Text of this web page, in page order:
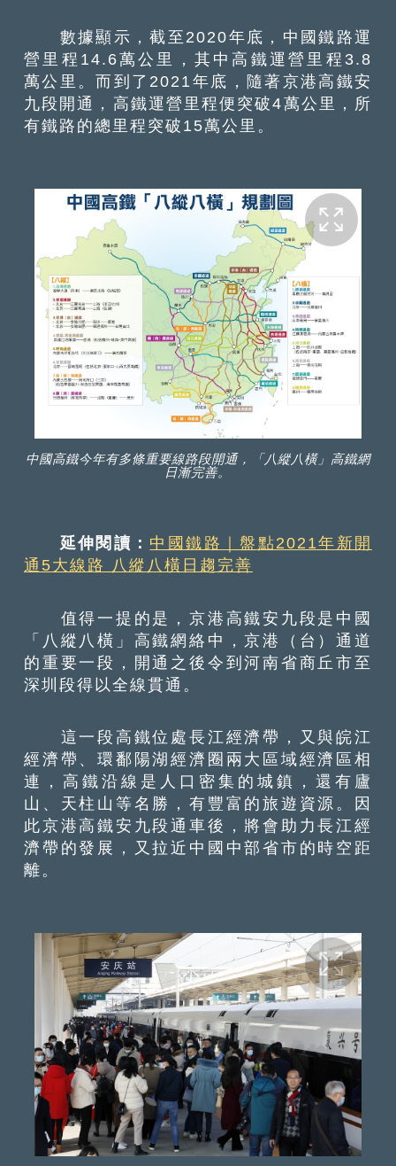
數據顯示，截至2020年底，中國鐵路運
營里程14.6萬公里，其中高鐵運營里程3.8
萬公里。而到了2021年底，隨著京港高鐵安
九段開通，高鐵運營里程便突破4萬公里，所
有鐵路的總里程突破15萬公里。
中國高鐵今年有多條重要線路段開通，「八縱八橫」高鐵網
日漸完善。
延伸閱讀： 中國鐵路｜盤點2021年新開
通5大線路 八縱八橫日趨完善
值得一提的是，京港高鐵安九段是中國
「八縱八橫」高鐵網絡中，京港（台）通道
的重要一段，開通之後令到河南省商丘市至
深圳段得以全線貫通。
這一段高鐵位處長江經濟帶，又與皖江
經濟帶、環鄱陽湖經濟圈兩大區域經濟區相
連，高鐵沿線是人口密集的城鎮，還有廬
山、天柱山等名勝，有豐富的旅遊資源。因
此京港高鐵安九段通車後，將會助力長江經
濟帶的發展，又拉近中國中部省市的時空距
離。